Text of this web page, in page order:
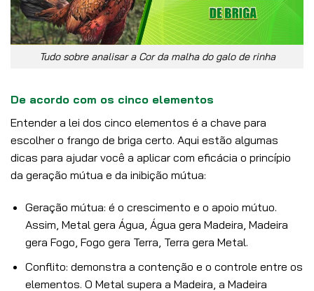
Tudo sobre analisar a Cor da malha do galo de rinha
De acordo com os cinco elementos
Entender a lei dos cinco elementos é a chave para
escolher o frango de briga certo. Aqui estão algumas
dicas para ajudar você a aplicar com eficácia o princípio
da geração mútua e da inibição mútua:
Geração mútua: é o crescimento e o apoio mútuo.
Assim, Metal gera Água, Água gera Madeira, Madeira
gera Fogo, Fogo gera Terra, Terra gera Metal.
Conflito: demonstra a contenção e o controle entre os
elementos. O Metal supera a Madeira, a Madeira